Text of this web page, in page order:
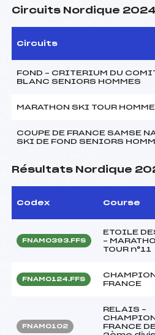
Circuits Nordique 2024
Circuits
FOND – CRITERIUM DU
BLANC SENIORS HOMMES
MARATHON SKI TOUR
COUPE DE FRANCE SAMSE
SKI DE FOND SENIORS
Résultats Nordique
Codex Course
FNAM0393.FFS
ETOILE
–
TOUR n°11
FNAM0124.FFS
FRANCE
FNAM0102
RELAIS –
FRANCE